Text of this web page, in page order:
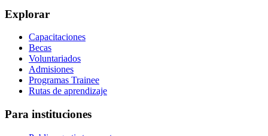
Explorar
Capacitaciones
Becas
Voluntariados
Admisiones
Programas Trainee
Rutas de aprendizaje
Para instituciones